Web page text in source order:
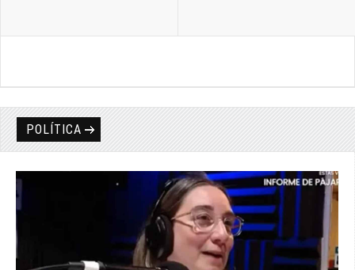
POLÍTICA